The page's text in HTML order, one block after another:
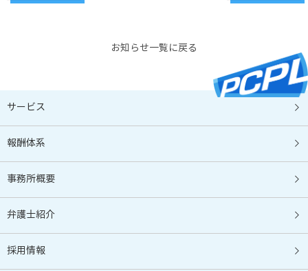
お知らせ一覧に戻る
サービス
報酬体系
事務所概要
弁護士紹介
採用情報